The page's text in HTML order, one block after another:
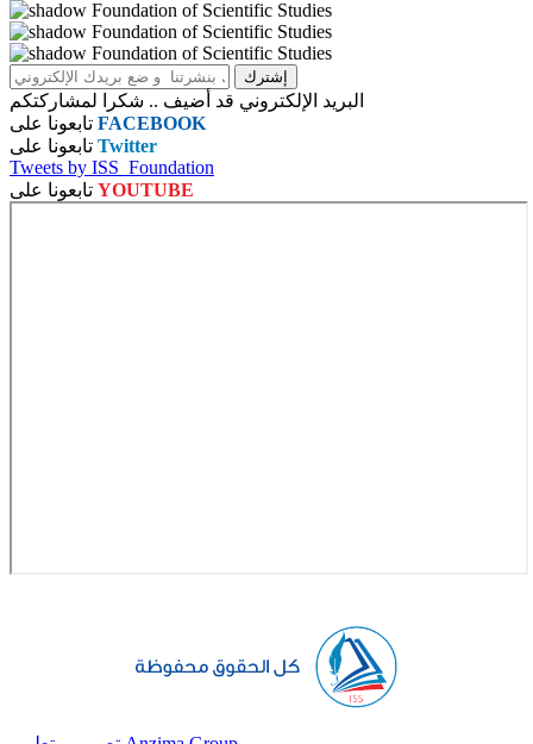
البريد الإلكتروني قد أضيف .. شكرا لمشاركتكم
FACEBOOK
Twitter
Tweets by ISS_Foundation
YOUTUBE